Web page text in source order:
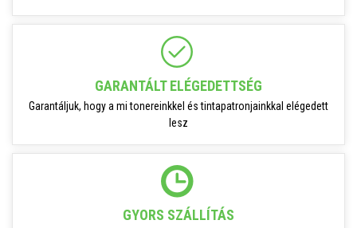
GARANTÁLT ELÉGEDETTSÉG
Garantáljuk, hogy a mi tonereinkkel és tintapatronjainkkal elégedett
lesz
GYORS SZÁLLÍTÁS